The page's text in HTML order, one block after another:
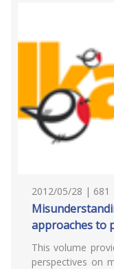
2012/05/28 | 681
approaches to
This volume
perspectives on